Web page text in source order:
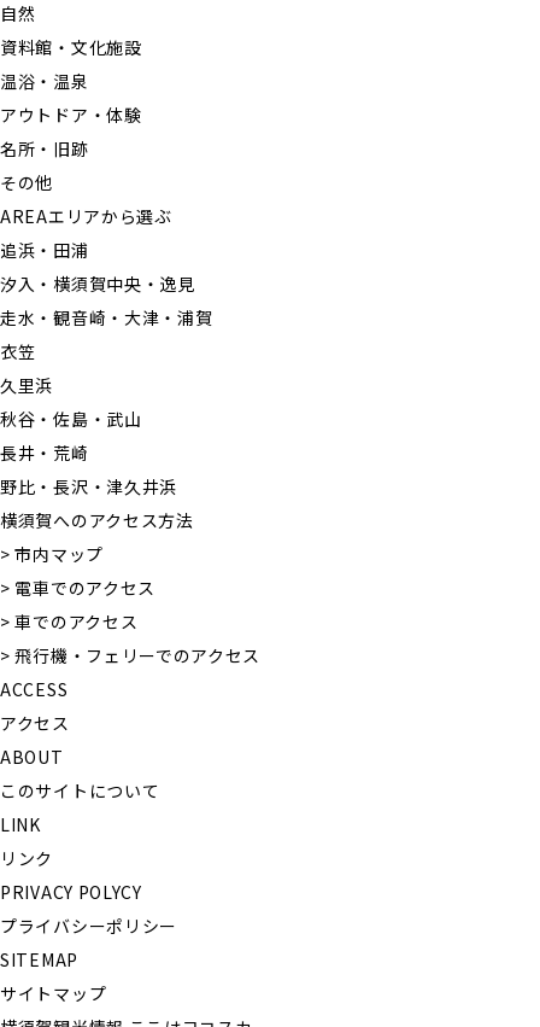
自然
資料館・文化施設
温浴・温泉
アウトドア・体験
名所・旧跡
その他
AREAエリアから選ぶ
追浜・田浦
汐入・横須賀中央・逸見
走水・観音崎・大津・浦賀
衣笠
久里浜
秋谷・佐島・武山
長井・荒崎
野比・長沢・津久井浜
横須賀へのアクセス方法
> 市内マップ
> 電車でのアクセス
> 車でのアクセス
> 飛行機・フェリーでのアクセス
ACCESS
アクセス
ABOUT
このサイトについて
LINK
リンク
PRIVACY POLYCY
プライバシーポリシー
SITEMAP
サイトマップ